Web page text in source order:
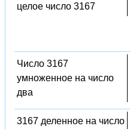
целое число 3167
Число 3167
умноженное на число
два
3167 деленное на число